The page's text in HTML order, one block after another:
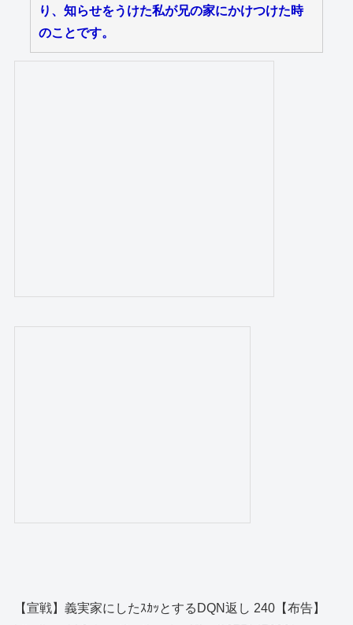
り、知らせをうけた私が兄の家にかけつけた時
のことです。
【宣戦】義実家にしたｽｶｯとするDQN返し 240【布告】